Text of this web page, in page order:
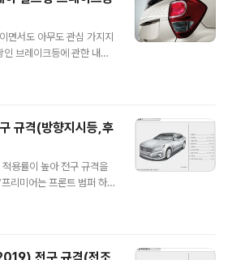
면서도 아무도 관심 가지지
브레이크등에 관한 내용
연히, 어쩔 수 없게 뒷모습
차량 운전자가 눈이 부시다
렬한 차량들이 있습니다.
그랜저TG가 있을 것이
아지기 시작했던 것 같네
량들이 있다면 눈은 좀 아
있으니 말이죠. 브레이크
규격(방향지시등,후
용률이 높아 전구 규격을
리미어는 프론트 범퍼 하
요. 기아차 2020 K7프리
16W 방향지시등 : P21W,